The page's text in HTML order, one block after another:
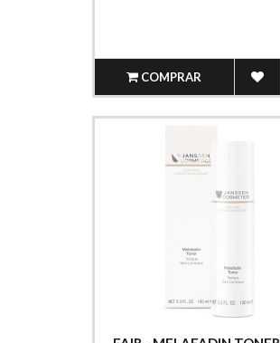
COMPRAR